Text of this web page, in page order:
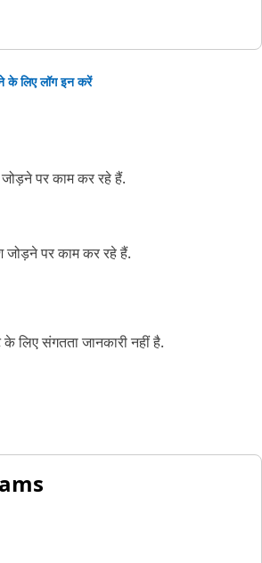
के लिए लॉग इन करें
जोड़ने पर काम कर रहे हैं.
जोड़ने पर काम कर रहे हैं.
के लिए संगतता जानकारी नहीं है.